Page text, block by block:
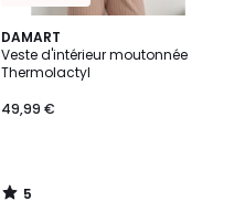
DAMART
Veste d'intérieur moutonnée
Thermolactyl
49,99 €
5
/
5
5
/